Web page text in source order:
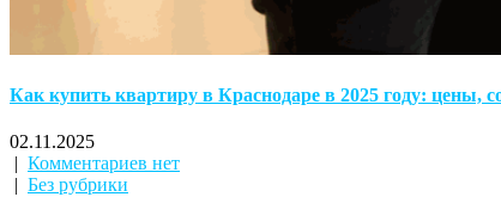
Как купить квартиру в Краснодаре в 2025 году: цены,
02.11.2025
| Комментариев нет
| Без рубрики